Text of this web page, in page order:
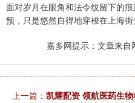
面对岁月在眼角和法令纹留下的
预，只是悠然自得地穿梭在上海街
嘉多网提示：文章来自
上一篇： 凯耀配资 领航医药生